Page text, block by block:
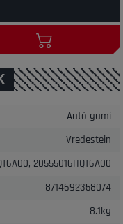
Autó gumi
Vredestein
20555016HQT6A00
8714692358074
8.1kg